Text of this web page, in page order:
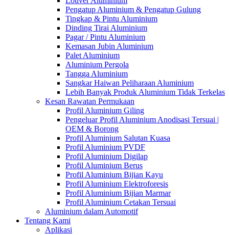
Pengatup Aluminium & Pengatup Gulung
Tingkap & Pintu Aluminium
Dinding Tirai Aluminium
Pagar / Pintu Aluminium
Kemasan Jubin Aluminium
Palet Aluminium
Aluminium Pergola
Tangga Aluminium
Sangkar Haiwan Peliharaan Aluminium
Lebih Banyak Produk Aluminium Tidak Terkelas
Kesan Rawatan Permukaan
Profil Aluminium Giling
Pengeluar Profil Aluminium Anodisasi Tersuai |
OEM & Borong
Profil Aluminium Salutan Kuasa
Profil Aluminium PVDF
Profil Aluminium Digilap
Profil Aluminium Berus
Profil Aluminium Bijian Kayu
Profil Aluminium Elektroforesis
Profil Aluminium Bijian Marmar
Profil Aluminium Cetakan Tersuai
Aluminium dalam Automotif
Tentang Kami
Aplikasi